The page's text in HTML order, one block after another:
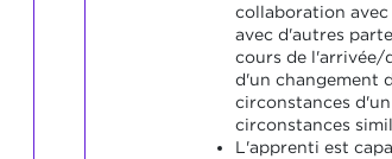
collaboration
avec d'autres
cours de l'arrivée/
d'un changement
circonstances
circonstances
L'apprenti est